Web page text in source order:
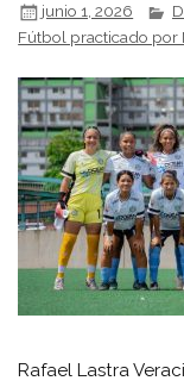
junio 1, 2026
Fútbol practicado por
Rafael Lastra